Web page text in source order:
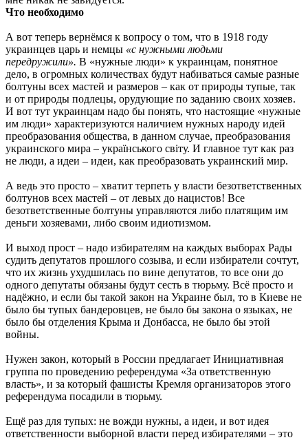
Что необходимо
А вот теперь вернёмся к вопросу о том, что в 1918 году
украинцев царь и немцы «с нужными людьми
передружили». В «нужные люди» к украинцам, понятное
дело, в огромных количествах будут набиваться самые разные
болтуны всех мастей и размеров – как от природы тупые, так
и от природы подлецы, орудующие по заданию своих хозяев.
И вот тут украинцам надо бы понять, что настоящие «нужные
им люди» характеризуются наличием нужных народу идей
преобразования общества, в данном случае, преобразования
украинского мира – українського світу. И главное тут как раз
не люди, а идеи – идеи, как преобразовать украинский мир.
А ведь это просто – хватит терпеть у власти безответственных
болтунов всех мастей – от левых до нацистов! Все
безответственные болтуны управляются либо платящим им
деньги хозяевами, либо своим идиотизмом.
И выход прост – надо избирателям на каждых выборах Рады
судить депутатов прошлого созыва, и если избиратели сочтут,
что их жизнь ухудшилась по вине депутатов, то все они до
одного депутаты обязаны будут сесть в тюрьму. Всё просто и
надёжно, и если бы такой закон на Украине был, то в Киеве не
было бы тупых бандеровцев, не было бы закона о языках, не
было бы отделения Крыма и Донбасса, не было бы этой
войны.
Нужен закон, который в России предлагает Инициативная
группа по проведению референдума «За ответственную
власть», и за который фашисты Кремля организаторов этого
референдума посадили в тюрьму.
Ещё раз для тупых: не вожди нужны, а идеи, и вот идея
ответственности выборной власти перед избирателями – это